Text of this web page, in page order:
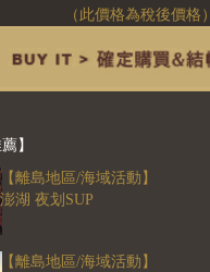
（此價格為稅後價格）
】
【離島地區/海域活動】
澎湖 夜划SUP
【離島地區/海域活動】